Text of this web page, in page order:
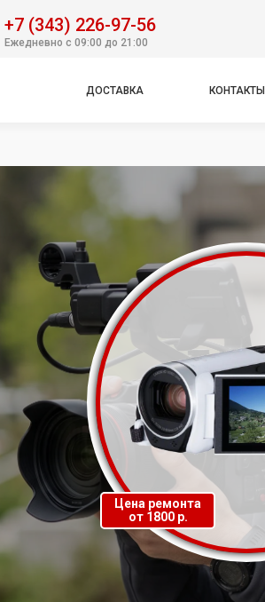
+7 (343) 226-97-56
Ежедневно с 09:00 до 21:00
ДОСТАВКА КОНТАКТЫ
Цена ремонта
от 1800 р.